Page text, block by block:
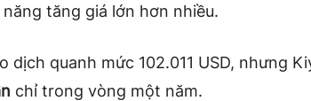
tăng giá lớn hơn nhiều.
dịch quanh mức 102.011 USD, nhưng
chỉ trong vòng một năm.